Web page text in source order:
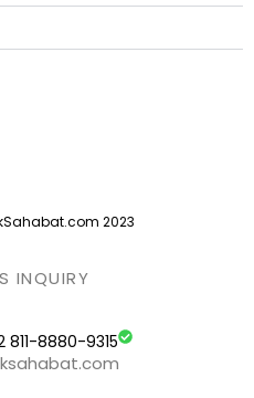
2023
INQUIRY
811-8880-9315